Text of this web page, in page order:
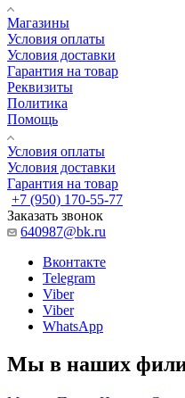
Магазины
Условия оплаты
Условия доставки
Гарантия на товар
Реквизиты
Политика
Помощь
Условия оплаты
Условия доставки
Гарантия на товар
+7 (950) 170-55-77
Заказать звонок
640987@bk.ru
Вконтакте
Telegram
Viber
Viber
WhatsApp
Мы в наших